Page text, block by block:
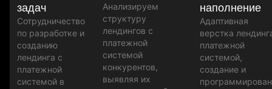
задач
Сотрудничество
по разработке и
созданию
лендинга с
платежной
системой в
Анализируем
структуру
лендингов с
платежной
системой
конкурентов,
выявляя их
наполнение
Адаптивная
верстка
платежной
системой,
создание и